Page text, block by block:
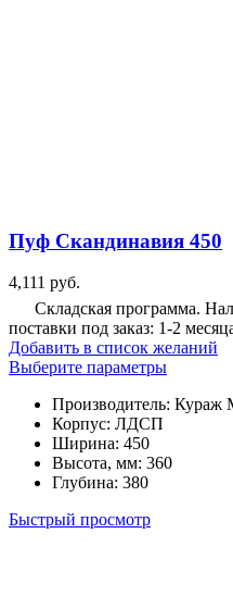
Пуф Скандинавия 450
4,111 руб.
Складская программа.
поставки под заказ: 1-2
Добавить в список желаний
Выберите параметрыЭтот
имеет
Опции
Производитель: Кураж
Корпус: ЛДСП
Ширина: 450
Высота, мм: 360
Глубина: 380
Быстрый просмотр